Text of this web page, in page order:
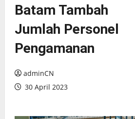
Batam Tambah
Jumlah Personel
Pengamanan
adminCN
30 April 2023